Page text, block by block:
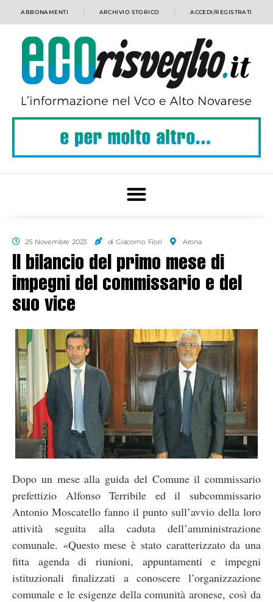
ABBONAMENTI ARCHIVIO STORICO ACCEDI/REGISTRATI
25 Novembre 2023 di Giacomo Fiori Arona
Il bilancio del primo mese di
impegni del commissario e del
suo vice
Dopo un mese alla guida del Comune il commissario
prefettizio Alfonso Terribile ed il subcommissario
Antonio Moscatello fanno il punto sull’avvio della loro
attività seguita alla caduta dell’amministrazione
comunale. «Questo mese è stato caratterizzato da una
fitta agenda di riunioni, appuntamenti e impegni
istituzionali finalizzati a conoscere l’organizzazione
comunale e le esigenze della comunità aronese, così da